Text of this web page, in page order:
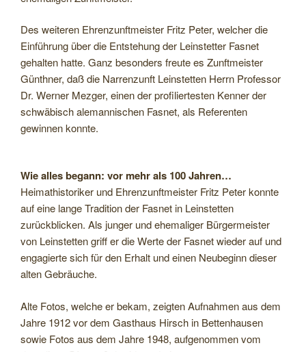
Des weiteren Ehrenzunftmeister Fritz Peter, welcher die
Einführung über die Entstehung der Leinstetter Fasnet
gehalten hatte. Ganz besonders freute es Zunftmeister
Günthner, daß die Narrenzunft Leinstetten Herrn Professor
Dr. Werner Mezger, einen der profiliertesten Kenner der
schwäbisch alemannischen Fasnet, als Referenten
gewinnen konnte.
Wie alles begann: vor mehr als 100 Jahren…
Heimathistoriker und Ehrenzunftmeister Fritz Peter konnte
auf eine lange Tradition der Fasnet in Leinstetten
zurückblicken. Als junger und ehemaliger Bürgermeister
von Leinstetten griff er die Werte der Fasnet wieder auf und
engagierte sich für den Erhalt und einen Neubeginn dieser
alten Gebräuche.
Alte Fotos, welche er bekam, zeigten Aufnahmen aus dem
Jahre 1912 vor dem Gasthaus Hirsch in Bettenhausen
sowie Fotos aus dem Jahre 1948, aufgenommen vom